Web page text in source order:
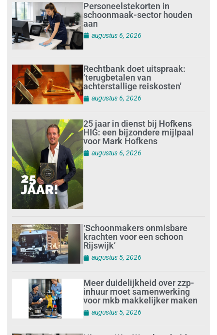
Personeelstekorten in
schoonmaak-sector houden
aan
augustus 6, 2026
Rechtbank doet uitspraak:
’terugbetalen van
achterstallige reiskosten’
augustus 6, 2026
25 jaar in dienst bij Hofkens
HIG: een bijzondere mijlpaal
voor Mark Hofkens
augustus 6, 2026
‘Schoonmakers onmisbare
krachten voor een schoon
Rijswijk’
augustus 5, 2026
Meer duidelijkheid over zzp-
inhuur moet samenwerking
voor mkb makkelijker maken
augustus 5, 2026